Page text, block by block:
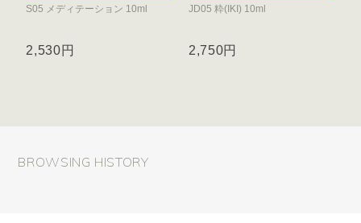
S05 メディテーション 10ml
2,530円
JD05 粋(IKI) 10ml
2,750円
BROWSING HISTORY